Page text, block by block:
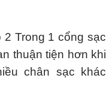
2 Trong 1 cổng sạc
thuận tiện hơn khi
chân sạc khác